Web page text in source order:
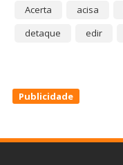
Acerta
acisa
detaque
edir
Publicidade